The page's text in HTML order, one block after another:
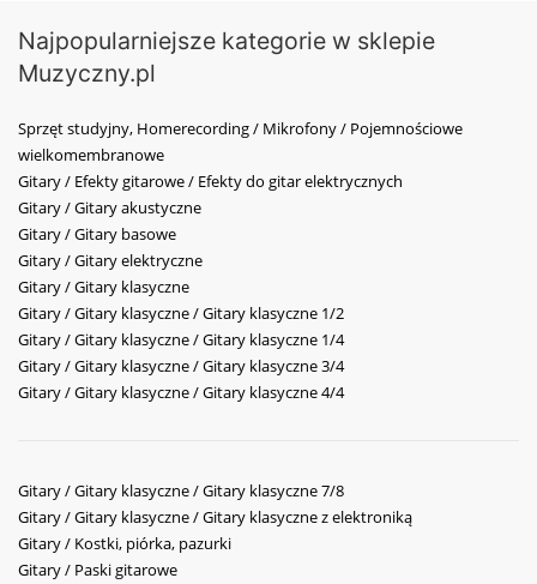
Najpopularniejsze kategorie w sklepie
Muzyczny.pl
Sprzęt studyjny, Homerecording / Mikrofony / Pojemnościowe
wielkomembranowe
Gitary / Efekty gitarowe / Efekty do gitar elektrycznych
Gitary / Gitary akustyczne
Gitary / Gitary basowe
Gitary / Gitary elektryczne
Gitary / Gitary klasyczne
Gitary / Gitary klasyczne / Gitary klasyczne 1/2
Gitary / Gitary klasyczne / Gitary klasyczne 1/4
Gitary / Gitary klasyczne / Gitary klasyczne 3/4
Gitary / Gitary klasyczne / Gitary klasyczne 4/4
Gitary / Gitary klasyczne / Gitary klasyczne 7/8
Gitary / Gitary klasyczne / Gitary klasyczne z elektroniką
Gitary / Kostki, piórka, pazurki
Gitary / Paski gitarowe